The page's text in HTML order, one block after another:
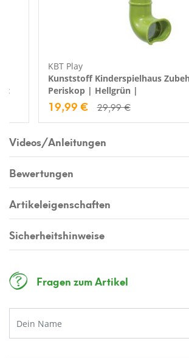
KBT Play
Kunststoff Kinderspielhaus
Periskop | Hellgrün |
19,99 € 29,99 €
Videos/Anleitungen
Bewertungen
Artikeleigenschaften
Sicherheitshinweise
Fragen zum Artikel